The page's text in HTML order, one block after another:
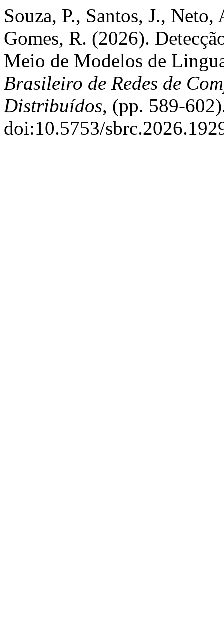
Souza, P., Santos, J.,
Gomes, R. (2026).
Meio de Modelos de
Brasileiro de Redes de
Distribuídos, (pp. 589-
doi:10.5753/